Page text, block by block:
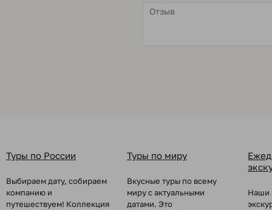
Туры по России
Выбираем дату, собираем
компанию и
путешествуем! Коллекция
Туры по миру
Вкусные туры по всему
миру с актуальными
датами. Это
Наши